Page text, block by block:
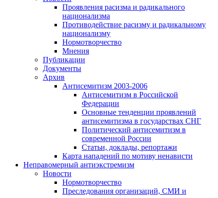
Проявления расизма и радикального
национализма
Противодействие расизму и радикальному
национализму
Нормотворчество
Мнения
Публикации
Документы
Архив
Антисемитизм 2003-2006
Антисемитизм в Российской
Федерации
Основные тенденции проявлений
антисемитизма в государствах СНГ
Политический антисемитизм в
современной России
Статьи, доклады, репортажи
Карта нападений по мотиву ненависти
Неправомерный антиэкстремизм
Новости
Нормотворчество
Преследования организаций, СМИ и